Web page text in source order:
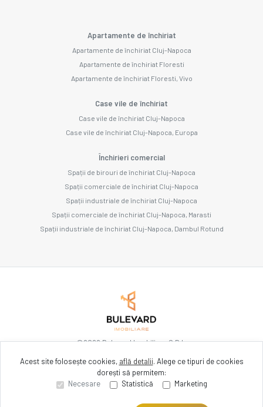
Apartamente de închiriat
Apartamente de închiriat Cluj-Napoca
Apartamente de închiriat Floresti
Apartamente de închiriat Floresti, Vivo
Case vile de închiriat
Case vile de închiriat Cluj-Napoca
Case vile de închiriat Cluj-Napoca, Europa
Închirieri comercial
Spații de birouri de închiriat Cluj-Napoca
Spații comerciale de închiriat Cluj-Napoca
Spații industriale de închiriat Cluj-Napoca
Spații comerciale de închiriat Cluj-Napoca, Marasti
Spații industriale de închiriat Cluj-Napoca, Dambul Rotund
©2026Bulevard Imobiliare S.R.L.
Site creat în
Acest site folosește cookies, află detalii. Alege ce tipuri de cookies
dorești să permitem:
Necesare
Statistică Marketing